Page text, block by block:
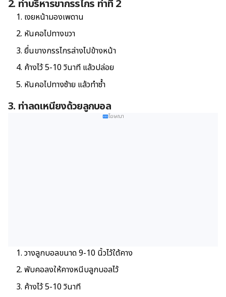
2. ท่าบริหารขากรรไกร ท่าที่ 2
เงยหน้ามองเพดาน
หันคอไปทางขวา
ยื่นขางกรรไกรล่างไปข้างหน้า
ค้างไว้ 5-10 วินาที แล้วปล่อย
หันคอไปทางซ้าย แล้วทำซ้ำ
3. ท่าลดเหนียงด้วยลูกบอล
โฆษณา
วางลูกบอลขนาด 9-10 นิ้วไว้ใต้คาง
พับคอลงให้คางหนีบลูกบอลไว้
ค้างไว้ 5-10 วินาที